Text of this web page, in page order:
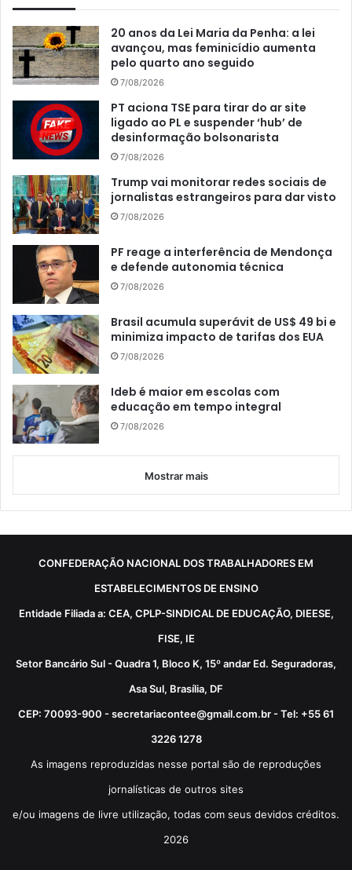
20 anos da Lei Maria da Penha: a lei
avançou, mas feminicídio aumenta
pelo quarto ano seguido
7/08/2026
PT aciona TSE para tirar do ar site
ligado ao PL e suspender ‘hub’ de
desinformação bolsonarista
7/08/2026
Trump vai monitorar redes sociais de
jornalistas estrangeiros para dar visto
7/08/2026
PF reage a interferência de Mendonça
e defende autonomia técnica
7/08/2026
Brasil acumula superávit de US$ 49 bi e
minimiza impacto de tarifas dos EUA
7/08/2026
Ideb é maior em escolas com
educação em tempo integral
7/08/2026
Mostrar mais
CONFEDERAÇÃO NACIONAL DOS TRABALHADORES EM
ESTABELECIMENTOS DE ENSINO
Entidade Filiada a: CEA, CPLP-SINDICAL DE EDUCAÇÃO, DIEESE,
FISE, IE
Setor Bancário Sul - Quadra 1, Bloco K, 15º andar Ed. Seguradoras,
Asa Sul, Brasília, DF
CEP: 70093-900 - secretariacontee@gmail.com.br - Tel: +55 61
3226 1278
As imagens reproduzidas nesse portal são de reproduções
jornalísticas de outros sites
e/ou imagens de livre utilização, todas com seus devidos créditos.
2026